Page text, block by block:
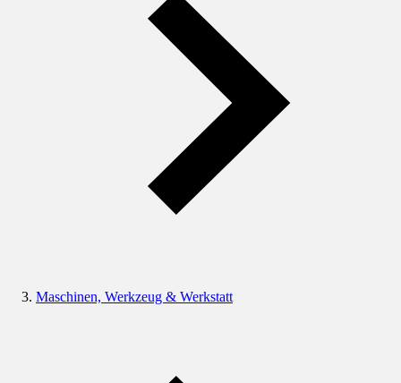
Maschinen, Werkzeug & Werkstatt